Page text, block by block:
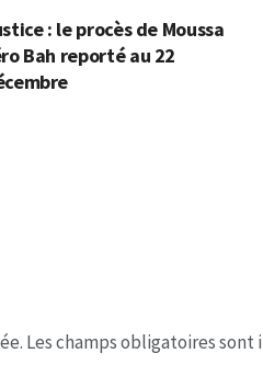
: le procès de Moussa
Bah reporté au 22
Les champs obligatoires sont